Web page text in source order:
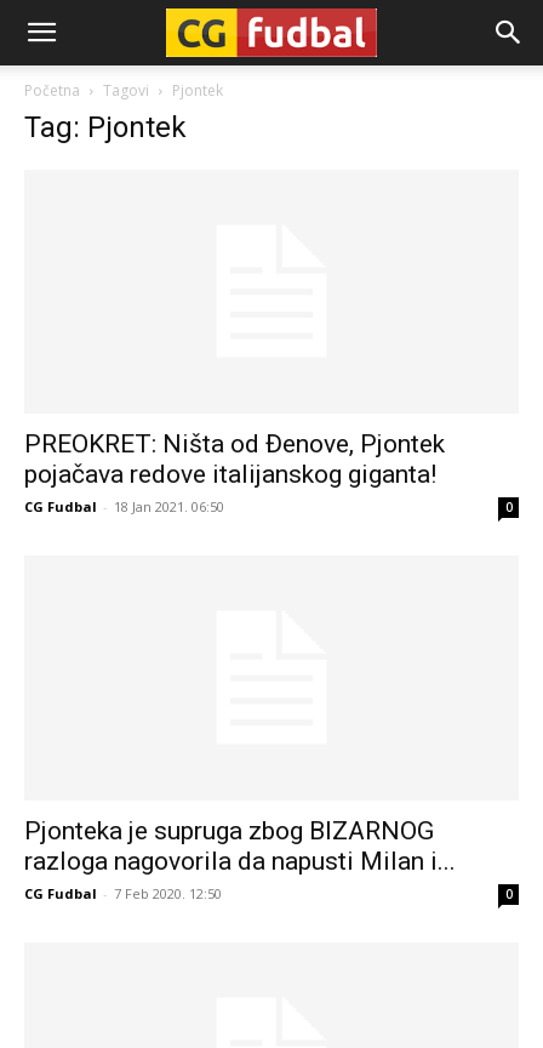
CG-
Fudbal
Početna Tagovi Pjontek
Tag: Pjontek
PREOKRET: Ništa od Đenove, Pjontek
pojačava redove italijanskog giganta!
CG Fudbal - 18 Jan 2021. 06:50 0
Pjonteka je supruga zbog BIZARNOG
razloga nagovorila da napusti Milan i...
CG Fudbal - 7 Feb 2020. 12:50 0